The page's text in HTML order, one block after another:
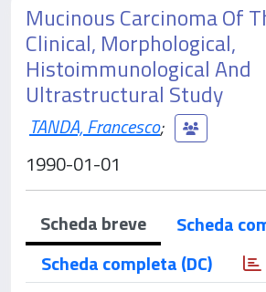
Mucinous Carcinoma Of
Clinical, Morphological,
Histoimmunological And
Ultrastructural Study
TANDA, Francesco;
1990-01-01
Scheda breve
Scheda
Scheda completa (DC)